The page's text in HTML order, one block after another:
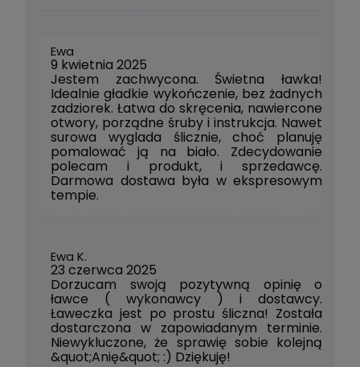
Ewa
9 kwietnia 2025
Jestem zachwycona. Świetna ławka!
Idealnie gładkie wykończenie, bez żadnych
zadziorek. Łatwa do skręcenia, nawiercone
otwory, porządne śruby i instrukcja. Nawet
surowa wyglada ślicznie, choć planuję
pomalować ją na biało. Zdecydowanie
polecam i produkt, i sprzedawcę.
Darmowa dostawa była w ekspresowym
tempie.
Ewa K.
23 czerwca 2025
Dorzucam swoją pozytywną opinię o
ławce ( wykonawcy ) i dostawcy.
Ławeczka jest po prostu śliczna! Została
dostarczona w zapowiadanym terminie.
Niewykluczone, że sprawię sobie kolejną
&quot;Anię&quot; :) Dziękuję!